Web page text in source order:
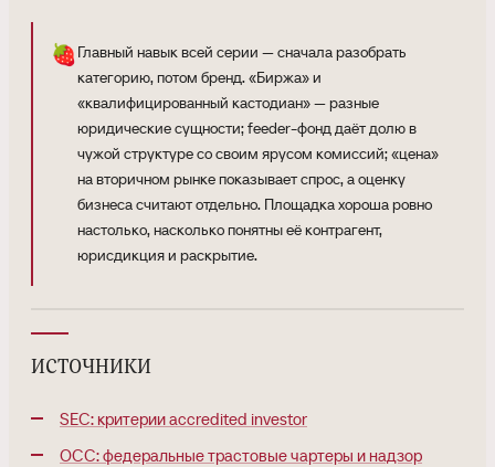
🍓Главный навык всей серии — сначала разобрать
категорию, потом бренд. «Биржа» и
«квалифицированный кастодиан» — разные
юридические сущности; feeder-фонд даёт долю в
чужой структуре со своим ярусом комиссий; «цена»
на вторичном рынке показывает спрос, а оценку
бизнеса считают отдельно. Площадка хороша ровно
настолько, насколько понятны её контрагент,
юрисдикция и раскрытие.
источники
SEC: критерии accredited investor
OCC: федеральные трастовые чартеры и надзор